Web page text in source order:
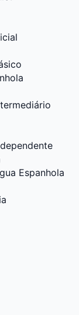
Espanhola